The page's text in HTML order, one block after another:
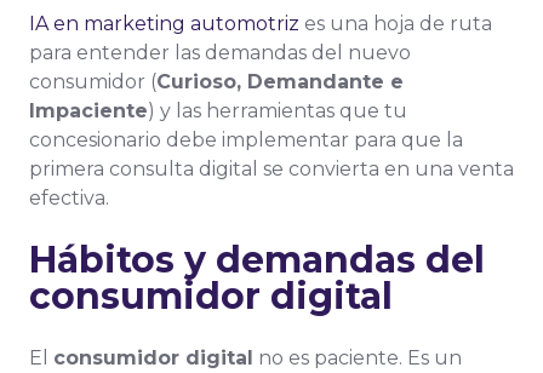
IA en marketing automotriz es una hoja de ruta
para entender las demandas del nuevo
consumidor (Curioso, Demandante e
Impaciente) y las herramientas que tu
concesionario debe implementar para que la
primera consulta digital se convierta en una venta
efectiva.
Hábitos y demandas del
consumidor digital
El consumidor digital no es paciente. Es un